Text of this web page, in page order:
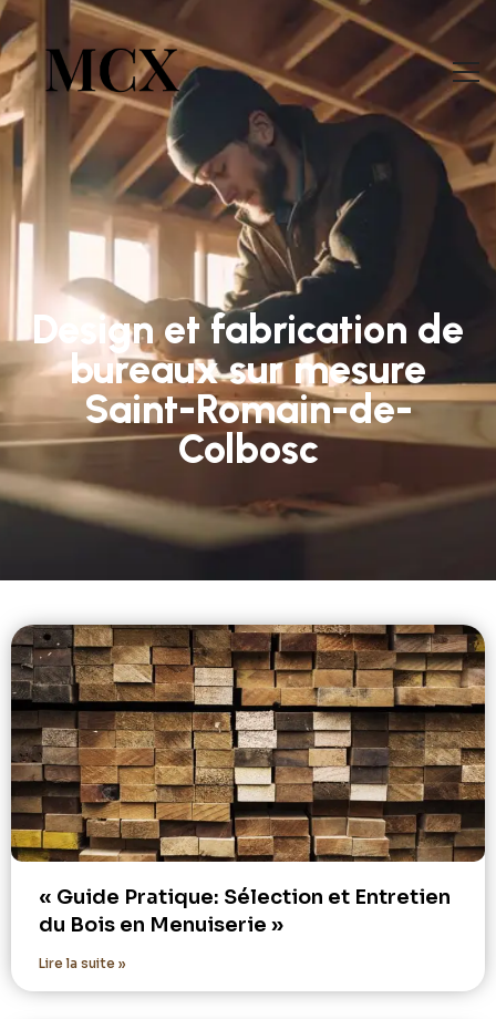
Design et fabrication de
bureaux sur mesure
Saint-Romain-de-
Colbosc
« Guide Pratique: Sélection et Entretien
du Bois en Menuiserie »
Lire la suite »